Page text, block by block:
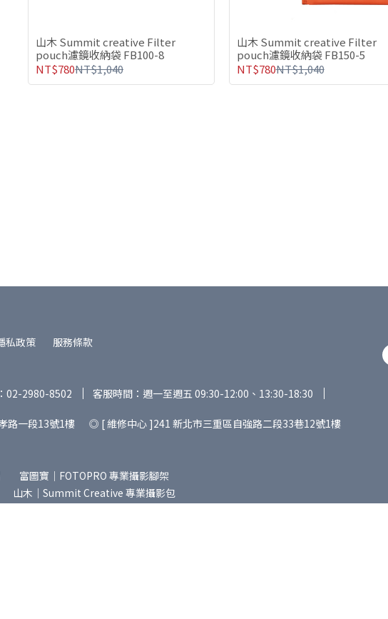
山木 Summit creative Filter
pouch濾鏡收納袋 FB100-8
NT$780NT$1,040
山木 Summit creative Filter
pouch濾鏡收納袋 FB150-5
NT$780NT$1,040
私政策 服務條款
02-2980-8502
客服時間：週一至週五 09:30-12:00、13:30-18:30
路一段13號1樓 ◎ [ 維修中心 ]241 新北市三重區自強路二段33巷12號1樓
富圖寶｜FOTOPRO 專業攝影腳架
山木｜Summit Creative 專業攝影包